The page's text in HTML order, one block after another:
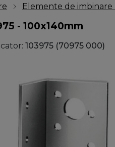
Elemente de imbinare
- 100x140mm
103975 (70975 000)